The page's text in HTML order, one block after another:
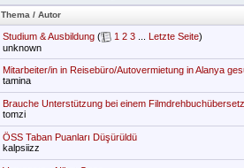
Thema / Autor
Studium & Ausbildung ( 1 2 3 Letzte Seite)
unknown
Mitarbeiter/in in Reisebüro/Autovermietung in Alanya
tamina
Brauche Unterstützung bei einem
tomzi
ÖSS Taban Puanları Düşürüldü
kalpsiizz